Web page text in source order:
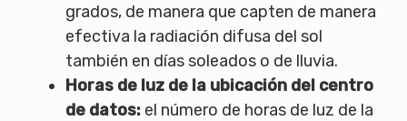
grados, de manera que capten de manera
efectiva la radiación difusa del sol
también en días soleados o de lluvia.
Horas de luz de la ubicación del centro
de datos: el número de horas de luz de la